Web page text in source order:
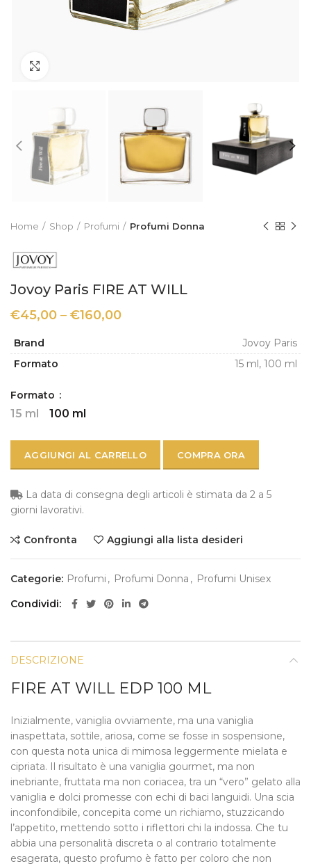
Home Shop Profumi Profumi Donna
Jovoy Paris FIRE AT WILL
€45,00 – €160,00
Brand
Jovoy Paris
Formato
15 ml, 100 ml
Formato
15 ml 100 ml
AGGIUNGI AL CARRELLO COMPRA ORA
La data di consegna degli articoli è stimata da 2 a 5
giorni lavorativi.
Confronta Aggiungi alla lista desideri
Categorie: Profumi , Profumi Donna , Profumi Unisex
Condividi
DESCRIZIONE
FIRE AT WILL EDP 100 ML
Inizialmente, vaniglia ovviamente, ma una vaniglia
inaspettata, sottile, ariosa, come se fosse in sospensione,
con questa nota unica di mimosa leggermente mielata e
cipriata. Il risultato è una vaniglia gourmet, ma non
inebriante, fruttata ma non coriacea, tra un “vero” gelato alla
vaniglia e dolci promesse con echi di baci languidi. Una scia
inconfondibile, concepita come un richiamo, stuzzicando
l’appetito, mettendo sotto i riflettori chi la indossa. Che tu
abbia una personalità discreta o al contrario totalmente
esagerata, questo profumo è fatto per coloro che non